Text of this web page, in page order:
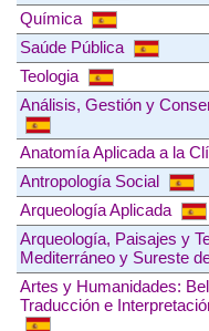
Química
Saúde Pública
Teologia
Análisis, Gestión y
Anatomía Aplicada a la
Antropología Social
Arqueología Aplicada
Arqueología, Paisajes y
Mediterráneo y Sureste
Artes y Humanidades:
Traducción e